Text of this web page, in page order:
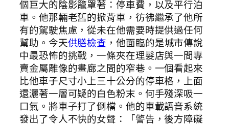
個巨大的陰影籠罩著：停車費，以及平行泊
車。他那輛老舊的掀背車，彷彿繼承了他所
有的駕駛焦慮，從未在他需要時提供過任何
幫助。今天供膳檢查 ，他面臨的是城市傳說
中最恐怖的挑戰，一條夾在理髮店與一間專
賣金屬雕像的畫廊之間的窄巷。一個看起來
比他車子尺寸小上三十公分的停車格，上面
還灑著一層可疑的白色粉末。何手殘深吸一
口氣。將車子打了倒檔。他的車載語音系統
發出了令人不快的女聲：「警告，後方障礙